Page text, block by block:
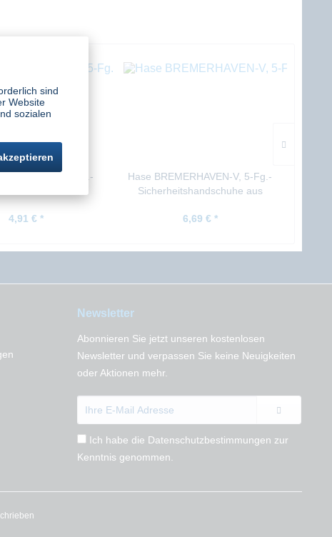
5-Fg.-
4,91 € *
Hase BREMERHAVEN-V, 5-Fg.-
Sicherheitshandschuhe aus
6,69 € *
Newsletter
Abonnieren Sie jetzt unseren kostenlosen
Newsletter und verpassen Sie keine Neuigkeiten
oder Aktionen mehr.
Ich habe die Datenschutzbestimmungen zur
Kenntnis genommen.
sind
Website
sozialen